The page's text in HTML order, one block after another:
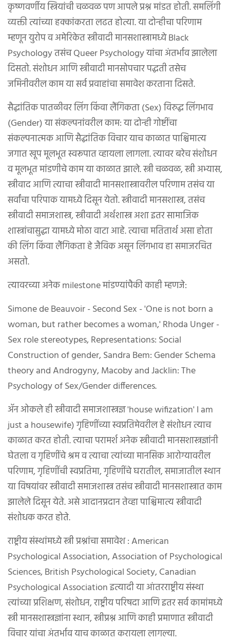
कृष्णवर्णीय स्त्रियांची चळवळ पण आपले प्रश्न मांडत होती. समलिंगी
व्यक्ती त्यांच्या हक्कांकरता लढत होत्या. या दोन्हीचा परिणाम
म्हणून युरोप व अमेरिकेत स्त्रीवादी मानसशास्त्रामध्ये Black
Psychology तसंच Queer Psychology यांचा अंतर्भाव झालेला
दिसतो. संशोधन आणि स्त्रीवादी मानसोपचार पद्धती तसेच
जमिनीवरील काम या सर्व प्रवाहांचा समावेश करताना दिसते.
सैद्धांतिक पातळीवर लिंग किंवा लैंगिकता (Sex) विरुद्ध लिंगभाव
(Gender) या संकल्पनांवरील काम: या दोन्ही गोष्टींचा
संकल्पनात्मक आणि सैद्धांतिक विचार याच काळात पाश्चिमात्य
जगात खूप मूलभूत स्वरूपात व्हायला लागला. त्यावर बरेच संशोधन
व मूलभूत मांडणीचे काम या काळात झाले. स्त्री चळवळ, स्त्री अभ्यास,
स्त्रीवाद आणि त्याचा स्त्रीवादी मानसशास्त्रावरील परिणाम तसंच या
सर्वांचा परिपाक यामध्ये दिसून येतो. स्त्रीवादी मानसशास्त्र, तसंच
स्त्रीवादी समाजशास्त्र, स्त्रीवादी अर्थशास्त्र अशा इतर सामाजिक
शास्त्रांचासुद्धा यामध्ये मोठा वाटा आहे. त्याचा मतितार्थ असा होता
की लिंग किंवा लैंगिकता हे जैविक असून लिंगभाव हा समाजरचित
असतो.
त्यावरच्या अनेक milestone मांडण्यांपैकी काही म्हणजे:
Simone de Beauvoir - Second Sex - 'One is not born a
woman, but rather becomes a woman,' Rhoda Unger -
Sex role stereotypes, Representations: Social
Construction of gender, Sandra Bem: Gender Schema
theory and Androgyny, Macoby and Jacklin: The
Psychology of Sex/Gender differences.
ॲन ओकले ही स्त्रीवादी समाजशास्त्रज्ञ 'house wifization' I am
just a housewife) गृहिणींच्या स्वप्रतिमेवरील हे संशोधन त्याच
काळात करत होती. त्याचा परामर्श अनेक स्त्रीवादी मानसशास्त्रज्ञांनी
घेतला व गृहिणींचे श्रम व त्याचा त्यांच्या मानसिक आरोग्यावरील
परिणाम, गृहिणींची स्वप्रतिमा, गृहिणींचे घरातील, समाजातील स्थान
या विषयांवर स्त्रीवादी समाजशास्त्र तसंच स्त्रीवादी मानसशास्त्रात काम
झालेले दिसून येते. असे आदानप्रदान तेव्हा पाश्चिमात्य स्त्रीवादी
संशोधक करत होते.
राष्ट्रीय संस्थांमध्ये स्त्री प्रश्नांचा समावेश : American
Psychological Association, Association of Psychological
Sciences, British Psychological Society, Canadian
Psychological Association इत्यादी या आंतरराष्ट्रीय संस्था
त्यांच्या प्रशिक्षण, संशोधन, राष्ट्रीय परिषदा आणि इतर सर्व कामांमध्ये
स्त्री मानसशास्त्रज्ञांना स्थान, स्त्रीप्रश्न आणि काही प्रमाणात स्त्रीवादी
विचार यांचा अंतर्भाव याच काळात करायला लागल्या.